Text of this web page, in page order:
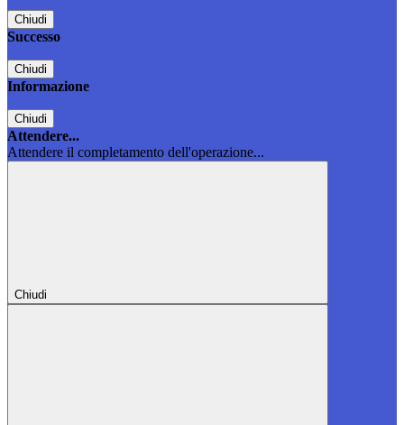
Chiudi
Successo
Chiudi
Informazione
Chiudi
Attendere...
Attendere il completamento dell'operazione...
Chiudi